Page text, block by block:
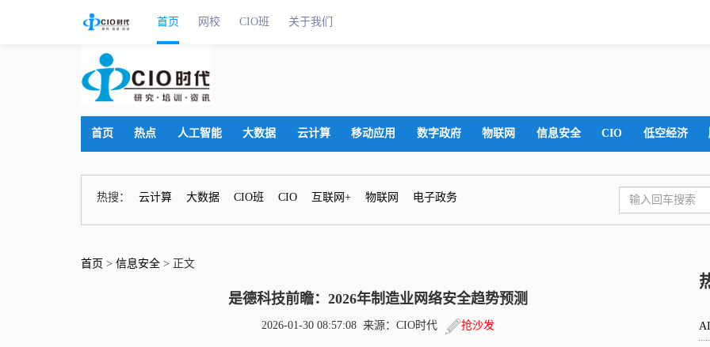
首页 网校 CIO班 关于我们
首页 热点 人工智能 大数据 云计算 移动应用 数字政府 物联网 信息安全 CIO 低空经济
热搜： 云计算 大数据 CIO班 CIO 互联网+ 物联网 电子政务
首页 > 信息安全 > 正文
是德科技前瞻：2026年制造业网络安全趋势预测
2026-01-30 08:57:08 来源：CIO时代 抢沙发